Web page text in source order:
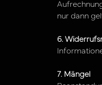
nur dann
6.
7. Mängel